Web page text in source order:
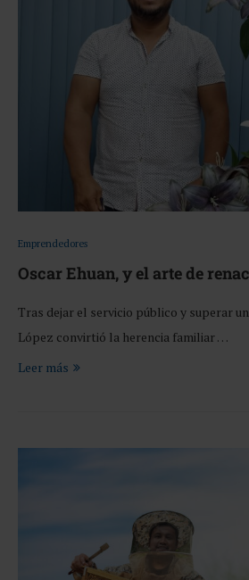
Emprendedores
Oscar Ehuan, y el arte de
Tras dejar el servicio público y superar
López convirtió la herencia familiar …
Leer más